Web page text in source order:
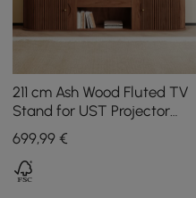
211 cm Ash Wood Fluted TV
Stand for UST Projector
with Cabinets
699,99 €